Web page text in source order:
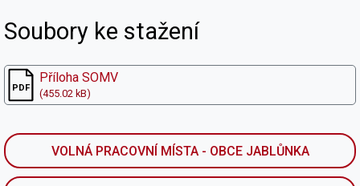
VOLNÁ PRACOVNÍ MÍSTA - OBCE JABLŮNKA
Nadpis článku
Soubory ke stažení
Příloha SOMV
(455.02 kB)